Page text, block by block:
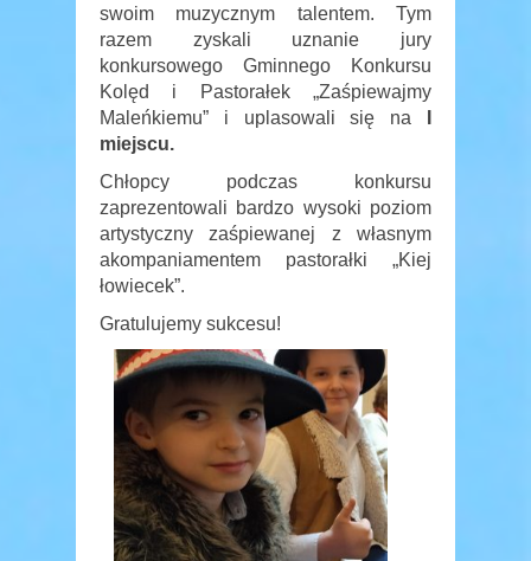
swoim muzycznym talentem. Tym
razem zyskali uznanie jury
konkursowego Gminnego Konkursu
Kolęd i Pastorałek „Zaśpiewajmy
Maleńkiemu” i uplasowali się na
miejscu.
Chłopcy podczas konkursu
zaprezentowali bardzo wysoki poziom
artystyczny zaśpiewanej z własnym
akompaniamentem pastorałki „Kiej
łowiecek”.
Gratulujemy sukcesu!